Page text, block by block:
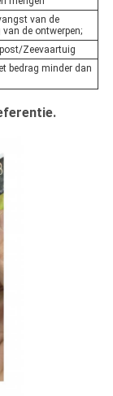
van de
de ontwerpen;
Zeevaartuig
bedrag minder dan